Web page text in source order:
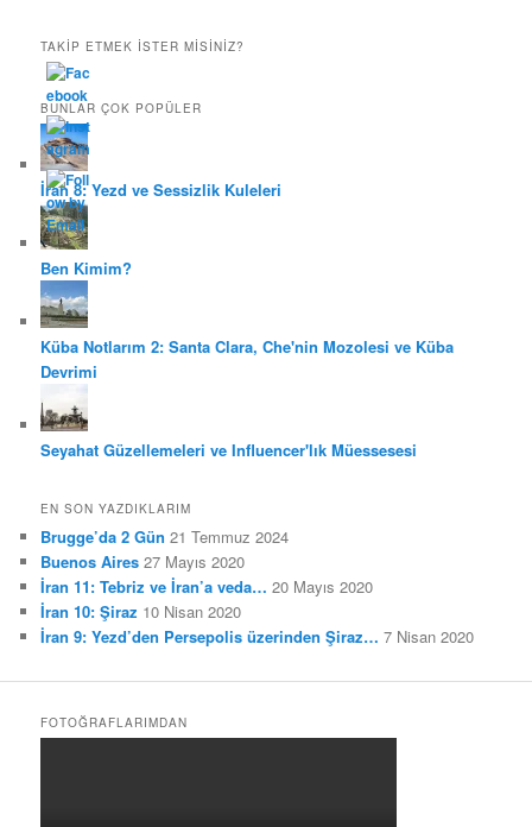
TAKIP ETMEK ISTER MISINIZ?
BUNLAR ÇOK POPÜLER
İran 8: Yezd ve Sessizlik Kuleleri
Ben Kimim?
Küba Notlarım 2: Santa Clara, Che'nin Mozolesi ve Küba
Devrimi
Seyahat Güzellemeleri ve Influencer'lık Müessesesi
EN SON YAZDIKLARIM
Brugge’da 2 Gün 21 Temmuz 2024
Buenos Aires 27 Mayıs 2020
İran 11: Tebriz ve İran’a veda… 20 Mayıs 2020
İran 10: Şiraz 10 Nisan 2020
İran 9: Yezd’den Persepolis üzerinden Şiraz… 7 Nisan 2020
FOTOĞRAFLARIMDAN